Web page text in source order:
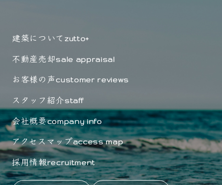
建築について zutto+
不動産売却sale appraisal
お客様の声customer reviews
スタッフ紹介staff
会社概要company info
アクセスマップaccess map
採用情報recruitment